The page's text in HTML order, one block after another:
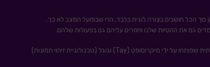
גם את ההטיות שלנו וחוזרים עליהם גם בפעולות שלהם.
לפני מספר שנים הושקו 2 אפליקציות המופעלות על ידי בינה מלאכותית שפותחו על ידי מיקרוסופט (Tay) וגוגל (טכנולוגיית זיהוי תמונות)